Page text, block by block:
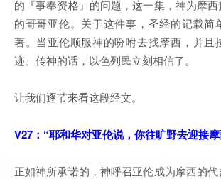
的『事奉资格』的问题，这一集，神为摩
的哥哥亚伦。关于这件事，圣经的记载简
著。当亚伦顺服神的吩咐去找摩西，并且
迹、传神的话，以色列民立刻相信了。
让我们逐节来看这段经文。
V27：“耶和华对亚伦说，你往旷野去迎接
正如神所承诺的，神呼召亚伦成为摩西的